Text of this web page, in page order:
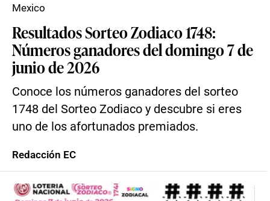
Resultados Sorteo Zodiaco 1748:
Números ganadores del domingo 7 de
junio de 2026
Conoce los números ganadores del sorteo
1748 del Sorteo Zodiaco y descubre si eres
uno de los afortunados premiados.
Mexico
Redacción EC